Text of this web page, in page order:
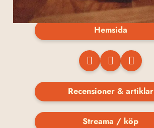
Hemsida
Recensioner & artiklar
Streama / köp